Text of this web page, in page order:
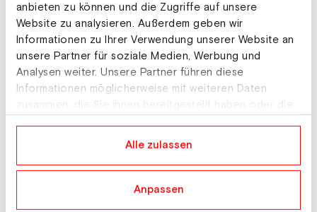
anbieten zu können und die Zugriffe auf unsere
Website zu analysieren. Außerdem geben wir
Informationen zu Ihrer Verwendung unserer Website an
unsere Partner für soziale Medien, Werbung und
Analysen weiter. Unsere Partner führen diese
Informationen möglicherweise mit weiteren Daten
zusammen, die Sie ihnen bereitgestellt haben oder die
Alle zulassen
Anpassen
Jugendgästehaus Mauser-Mühltaler „Die
Villa“
Unterkunft Markt 86, 5570 Mauterndorf
Jugendgästehaus Mauser-Mühltaler
Unterkunft Markt 86, 5570 Mauterndorf
Jugendhotel Wendy
Markt 177, 5570 Mauterndorf